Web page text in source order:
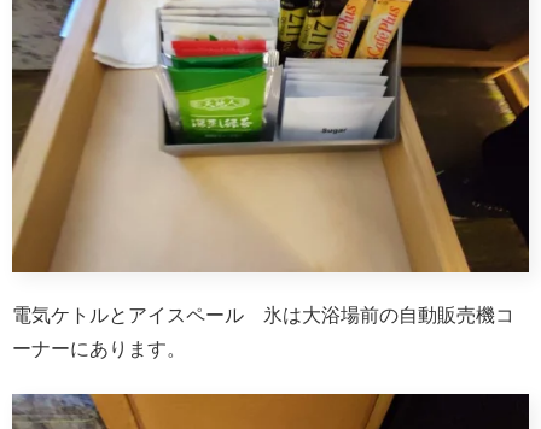
電気ケトルとアイスペール 氷は大浴場前の自動販売機コ
ーナーにあります。